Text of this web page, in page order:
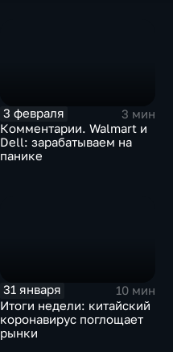
3 февраля
3 мин
Комментарии. Walmart и
Dell: зарабатываем на
панике
31 января
10 мин
Итоги недели: китайский
коронавирус поглощает
рынки